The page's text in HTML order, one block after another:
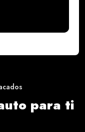
para ti